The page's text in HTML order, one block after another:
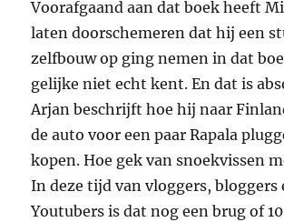
Voorafgaand aan dat boek heeft
laten doorschemeren dat hij een
zelfbouw op ging nemen in dat
gelijke niet echt kent. En dat is
Arjan beschrijft hoe hij naar
de auto voor een paar Rapala
kopen. Hoe gek van snoekvissen
In deze tijd van vloggers, bloggers
Youtubers is dat nog een brug of